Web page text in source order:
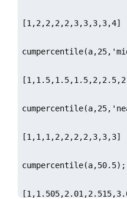
[1,2,2,2,2,3,3,3,3,4]
[1,1,1,2,2,2,2,3,3,3]
cumpercentile(a,50.5);